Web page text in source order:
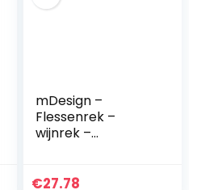
mDesign –
Flessenrek –
wijnrek –
etages en 9
€27.78